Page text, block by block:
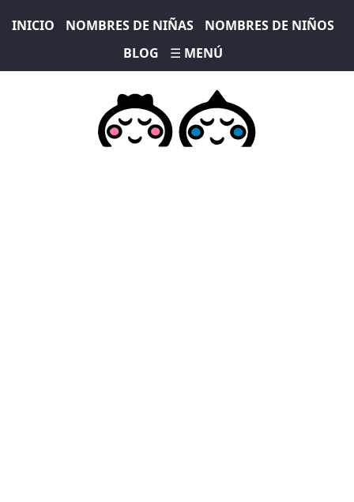
INICIO NOMBRES DE NIÑAS
NOMBRES DE NIÑOS
BLOG
☰ MENÚ